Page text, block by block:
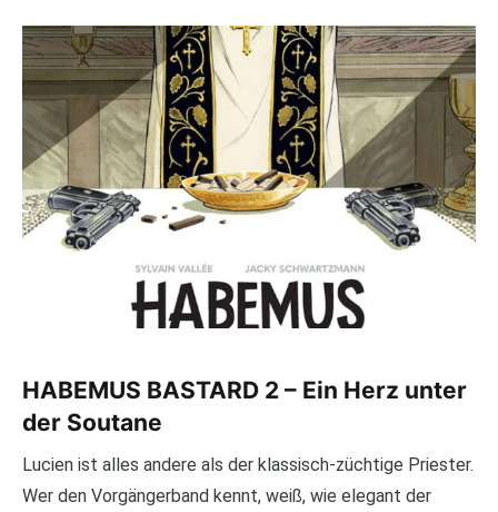
HABEMUS BASTARD 2 – Ein Herz unter
der Soutane
Lucien ist alles andere als der klassisch-züchtige Priester.
Wer den Vorgängerband kennt, weiß, wie elegant der